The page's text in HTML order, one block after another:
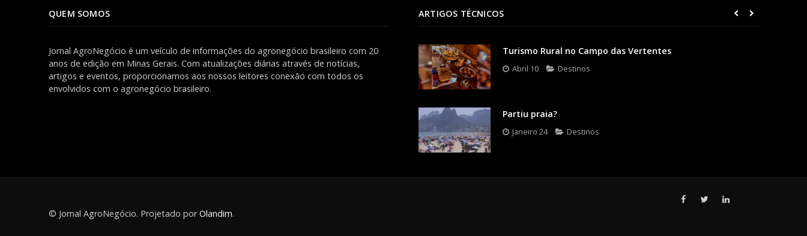
QUEM SOMOS
Jornal AgroNegócio é um veículo de informações do agronegócio brasileiro com 20
anos de edição em Minas Gerais. Com atualizações diárias através de notícias,
artigos e eventos, proporcionamos aos nossos leitores conexão com todos os
envolvidos com o agronegócio brasileiro.
ARTIGOS TÉCNICOS
Turismo Rural no Campo das Vertentes
Abril 10 Destinos
Partiu praia?
Janeiro 24 Destinos
© Jornal AgroNegócio. Projetado porOlandim.